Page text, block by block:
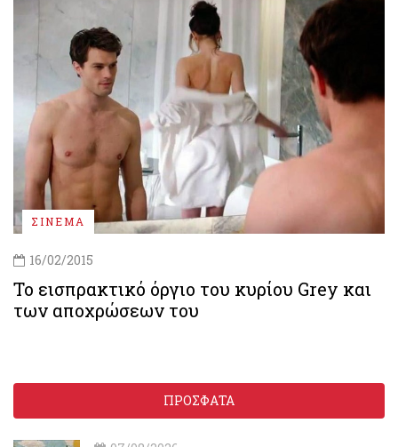
ΣΙΝΕΜΑ
16/02/2015
Το εισπρακτικό όργιο του κυρίου Grey και
των αποχρώσεων του
ΠΡΟΣΦΑΤΑ